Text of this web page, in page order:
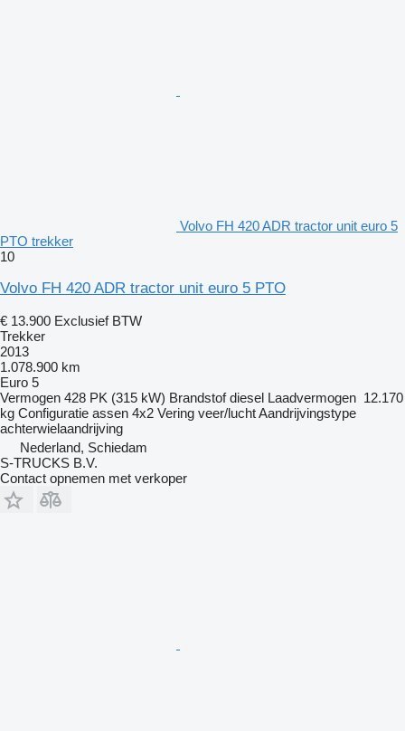
Volvo FH 420 ADR tractor unit euro 5
PTO trekker
10
Volvo FH 420 ADR tractor unit euro 5 PTO
€ 13.900 Exclusief BTW
Trekker
2013
1.078.900 km
Euro 5
Vermogen 428 PK (315 kW) Brandstof diesel Laadvermogen 12.170
kg Configuratie assen 4x2 Vering veer/luchtAandrijvingstype
achterwielaandrijving
Nederland, Schiedam
S-TRUCKS B.V.
Contact opnemen met verkoper